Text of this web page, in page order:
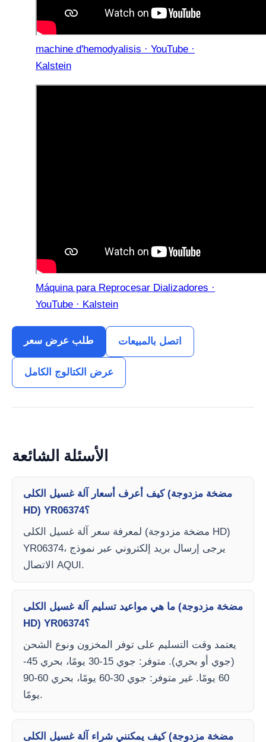
machine d'hemodyalisis · YouTube ·
Kalstein
Máquina para Reprocesar Dializadores ·
YouTube · Kalstein
طلب عرض سعر اتصل بالمبيعات
عرض الكتالوج الكامل
الأسئلة الشائعة
كيف أعرف أسعار آلة غسيل الكلى (مضخة مزدوجة
HD) YR06374؟
لمعرفة سعر آلة غسيل الكلى (مضخة مزدوجة HD)
YR06374، يرجى إرسال بريد إلكتروني عبر نموذج
الاتصال AQUI.
ما هي مواعيد تسليم آلة غسيل الكلى (مضخة مزدوجة
HD) YR06374؟
يعتمد وقت التسليم على توفر المخزون ونوع الشحن
(جوي أو بحري). متوفر: جوي 15-30 يومًا، بحري 45-
60 يومًا. غير متوفر: جوي 30-60 يومًا، بحري 60-90
يومًا.
كيف يمكنني شراء آلة غسيل الكلى (مضخة مزدوجة